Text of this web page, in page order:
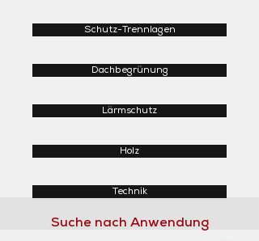
Schutz-Trennlagen
Dachbegrünung
Lärmschutz
Holz
Technik
Suche nach Anwendung